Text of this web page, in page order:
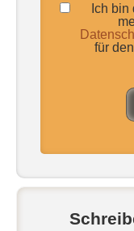
Ich
für